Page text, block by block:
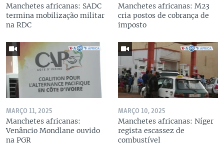
Manchetes africanas: SADC
termina mobilização militar
na RDC
Manchetes africanas: M23
cria postos de cobrança de
imposto
MARÇO 11, 2025
Manchetes africanas:
Venâncio Mondlane ouvido
na PGR
MARÇO 10, 2025
Manchetes africanas: Níger
regista escassez de
combustível